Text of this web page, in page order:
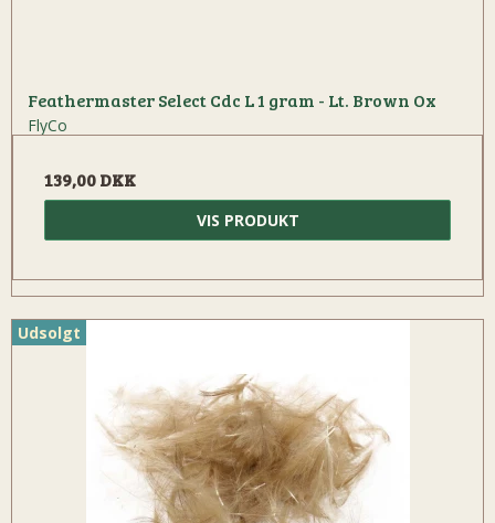
Feathermaster Select Cdc L 1 gram - Lt. Brown Ox
FlyCo
139,00 DKK
VIS PRODUKT
Udsolgt